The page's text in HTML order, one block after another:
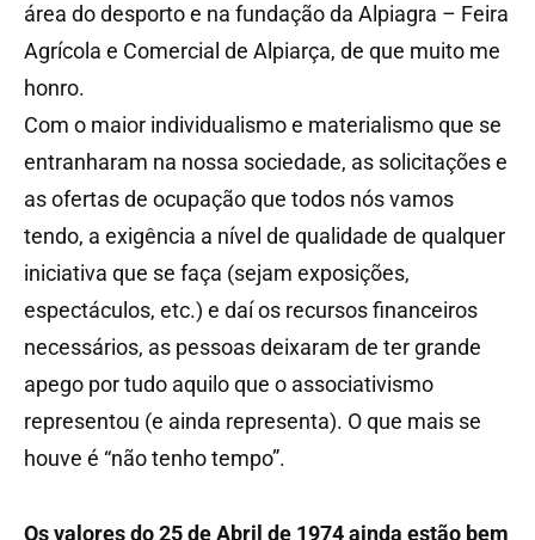
área do desporto e na fundação da Alpiagra – Feira
Agrícola e Comercial de Alpiarça, de que muito me
honro.
Com o maior individualismo e materialismo que se
entranharam na nossa sociedade, as solicitações e
as ofertas de ocupação que todos nós vamos
tendo, a exigência a nível de qualidade de qualquer
iniciativa que se faça (sejam exposições,
espectáculos, etc.) e daí os recursos financeiros
necessários, as pessoas deixaram de ter grande
apego por tudo aquilo que o associativismo
representou (e ainda representa). O que mais se
houve é “não tenho tempo”.
Os valores do 25 de Abril de 1974 ainda estão bem